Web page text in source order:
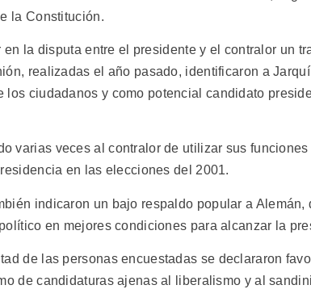
la Constitución.
en la disputa entre el presidente y el contralor un
realizadas el año pasado, identificaron a
los ciudadanos y como potencial candidato
varias veces al contralor de utilizar sus
en las elecciones del 2001.
indicaron un bajo respaldo popular a
en mejores condiciones para alcanzar la
de las personas encuestadas se declararon
de candidaturas ajenas al liberalismo y al